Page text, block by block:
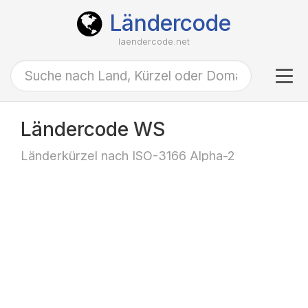
Ländercode
laendercode.net
Ländercode WS
Länderkürzel nach ISO-3166 Alpha-2